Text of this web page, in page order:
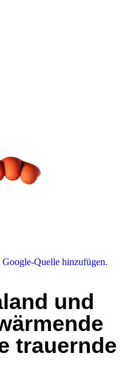
Quelle hinzufügen.
und
trauernde